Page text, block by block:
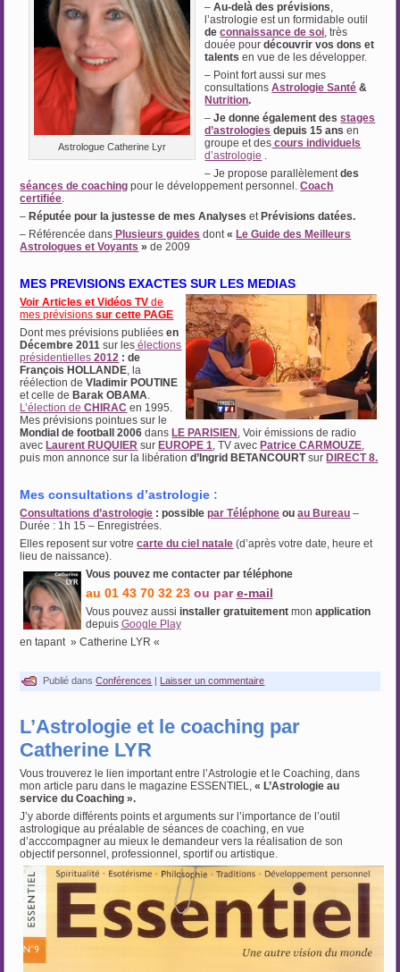
Astrologue Catherine Lyr
–Au-delà des prévisions,
l’astrologie est un formidable outil
deconnaissance de soi, très
douée pourdécouvrir vos dons et
talents en vue de les développer.
– Point fort aussi sur mes
consultations Astrologie Santé &
Nutrition.
–Je donne également desstages
d’astrologies depuis 15 ans en
groupe et des cours individuels
d’astrologie .
– Je propose parallèlementdes
séances de coaching pour le développement personnel.Coach
certifiée.
– Réputée pour la justesse de mes Analyses etPrévisions datées.
– Référencée dans Plusieurs guides dont« Le Guide des Meilleurs
Astrologues et Voyants » de 2009
MES PREVISIONS EXACTES SUR LES MEDIAS
Voir Articles et Vidéos TVde
mes prévisionssur cette PAGE
Dont mes prévisions publiéesen
Décembre 2011sur les élections
présidentielles2012 : de
François HOLLANDE, la
réélection deVladimir POUTINE
et celle de Barak OBAMA.
L’élection de CHIRAC en 1995.
Mes prévisions pointues sur le
Mondial de football 2006 dans LE PARISIEN , Voir émissions de radio
avec Laurent RUQUIER sur EUROPE 1, TV avec Patrice CARMOUZE,
puis mon annonce sur la libérationd’Ingrid BETANCOURTsur DIRECT 8.
Mes consultations d’astrologie :
Consultations d’astrologie : possiblepar Téléphone ouau Bureau –
Durée : 1h 15 – Enregistrées.
Elles reposent sur votrecarte du ciel natale (d’après votre date, heure et
lieu de naissance).
Vous pouvez me contacter par téléphone
au 01 43 70 32 23ou pare-mail
Vous pouvez aussi installer gratuitement mon application
depuis Google Play
en tapant » Catherine LYR «
Publié dans Conférences Laisser un commentaire
L’Astrologie et le coaching par
Catherine LYR
Vous trouverez le lien important entre l’Astrologie et le Coaching, dans
mon article paru dans le magazine ESSENTIEL,« L’Astrologie au
service du Coaching ».
J’y aborde différents points et arguments sur l’importance de l’outil
astrologique au préalable de séances de coaching, en vue
d’acccompagner au mieux le demandeur vers la réalisation de son
objectif personnel, professionnel, sportif ou artistique.